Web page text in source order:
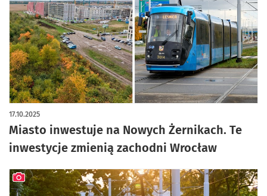
Miasto inwestuje na Nowych Żernikach. Te
inwestycje zmienią zachodni Wrocław
17.10.2025
artykuł z galerią zdjęć